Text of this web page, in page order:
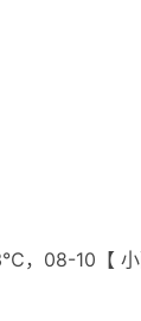
08-10【 小